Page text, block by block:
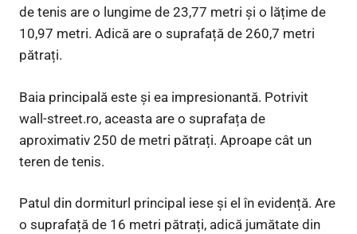
de tenis are o lungime de 23,77 metri și o lățime de
10,97 metri. Adică are o suprafață de 260,7 metri
pătrați.
Baia principală este și ea impresionantă. Potrivit
wall-street.ro, aceasta are o suprafața de
aproximativ 250 de metri pătrați. Aproape cât un
teren de tenis.
Patul din dormiturl principal iese și el în evidență. Are
o suprafață de 16 metri pătrați, adică jumătate din